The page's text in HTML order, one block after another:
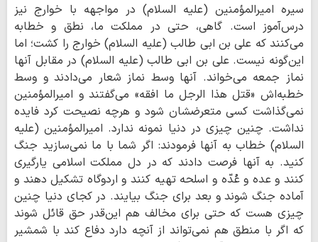
سیره امیرالمؤمنین (علیه السلام) در مواجهه با خوارج نیز
درس‌آموز است. گاهی، حتی در مملکت ما، نطق و خطابه
می‌کنند که علی بن ابی طالب (علیه السلام) خوارج را کشت؛ اما
این‌گونه نیست. علی بن ابی طالب (علیه السلام) در مقابل آنها
نماز جمعه می‌خواند. آنها وسط نماز شعار می‌دادند و وسط
خطبه‌اش «قتل هذا الرجل ما افقه» می‌گفتند و امیرالمؤمنین
نمی‌گذاشت کسی متعرضشان شود و هرچه نصیحت کرد فایده
نداشت. چنین چیزی در دنیا نمونه ندارد. امیرالمؤمنین (علیه
السلام) خطاب به آنها فرمودند: اگر شما با ما نمی‌سازید جنگ
کنید. به آنها فرصت دادند که در دل مملکت اسلامی یارگیری
کنند و عده و عُدّه و اسلحه تهیه کنند و اردوگاه تشکیل دهند و
آماده جنگ شوند و بعد برای جنگ بیایند. در کجای دنیا چنین
چیزی هست که حتی برای مخالف هم این‌قدر حق قائل شوند
که اگر با منطق هم نمی‌تواند از آنچه دارد دفاع کند با شمشیر